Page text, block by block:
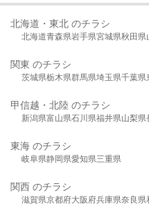
北海道・東北 のチラシ
北海道青森県岩手県宮城県秋田県
関東 のチラシ
茨城県栃木県群馬県埼玉県千葉県
甲信越・北陸 のチラシ
新潟県富山県石川県福井県山梨県
東海 のチラシ
岐阜県静岡県愛知県三重県
関西 のチラシ
滋賀県京都府大阪府兵庫県奈良県